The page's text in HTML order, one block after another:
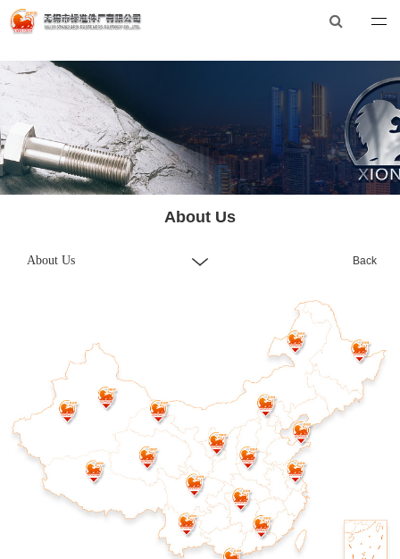
华体会体育_华体会（中国）
E-mail：
xibiao@craftstrading.com
华体会体育_华体会（中国）
About Us
About Us Back